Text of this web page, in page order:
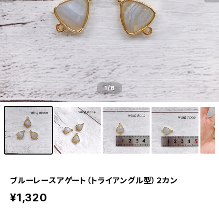
1/6
ブルーレースアゲート（トライアングル型）２カン
¥1,320